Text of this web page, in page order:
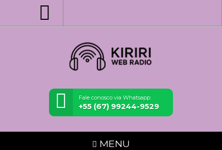
Fale conosco via Whatsapp:
+55 (67) 99244-9529
MENU